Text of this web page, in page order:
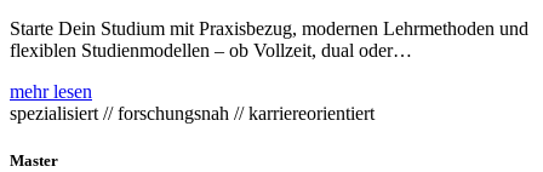
Starte Dein Studium mit Praxisbezug, modernen Lehrmethoden und
flexiblen Studienmodellen – ob Vollzeit, dual oder…
mehr lesen
spezialisiert // forschungsnah // karriereorientiert
Master